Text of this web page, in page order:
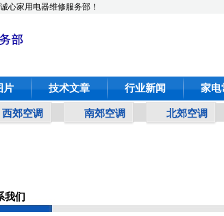
心家用电器维修服务部！
片 技术文章 行业新闻 家电
西郊空调 南郊空调 北郊空调
我们